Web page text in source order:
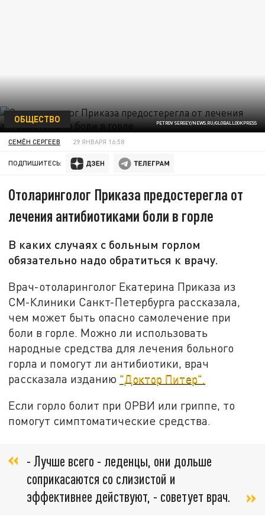
PETROV SERGEY/NEWS.RU/GLOBALLOOKPRESS
ОБЩЕСТВО
СЕМЁН СЕРГЕЕВ 29 ЯНВАРЯ 16:58
ПОДПИШИТЕСЬ:
Отоларинголог Приказа предостерегла от
лечения антибиотиками боли в горле
В каких случаях с больным горлом
обязательно надо обратиться к врачу.
Врач-отоларинголог Екатерина Приказа из
СМ-Клиники Санкт-Петербурга рассказала,
чем может быть опасно самолечение при
боли в горле. Можно ли использовать
народные средства для лечения больного
горла и помогут ли антибиотики, врач
рассказала изданию "Доктор Питер".
Если горло болит при ОРВИ или гриппе, то
помогут симптоматические средства.
- Лучше всего - леденцы, они дольше
соприкасаются со слизистой и
эффективнее действуют, - советует врач.